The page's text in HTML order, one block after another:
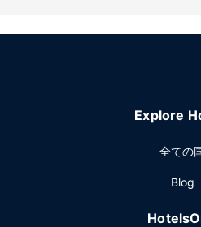
ビジネスセンター、多言語サービ
Explore
全ての
Blog